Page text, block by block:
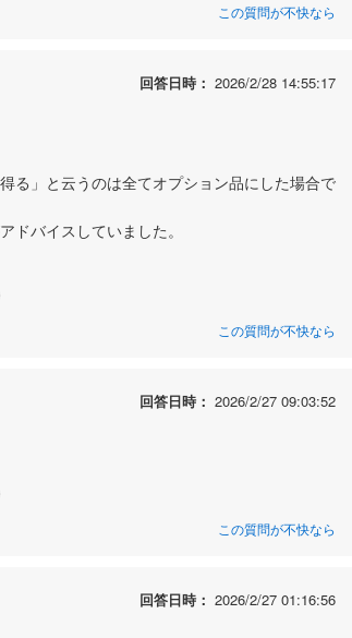
この質問が不快なら
回答日時： 2026/2/28 14:55:17
る」と云うのは全てオプション品にした場合で
ドバイスしていました。
この質問が不快なら
回答日時： 2026/2/27 09:03:52
この質問が不快なら
回答日時： 2026/2/27 01:16:56